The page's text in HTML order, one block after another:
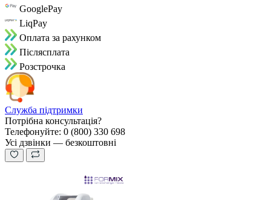
GooglePay
LiqPay
Оплата за рахунком
Пiслясплата
Розстрочка
Служба підтримки
Потрібна консультація?
Телефонуйте: 0 (800) 330 698
Усі дзвінки — безкоштовні